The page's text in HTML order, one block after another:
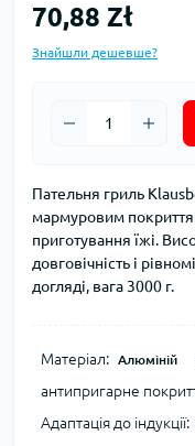
70,88 Zł
Знайшли дешевше?
Пательня гриль
мармуровим
приготування їжі.
довговічність і
догляді, вага 3000 г.
Матеріал: Алюміній
антипригарне
Адаптація до індукції: